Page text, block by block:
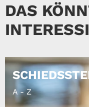
DAS
A - Z